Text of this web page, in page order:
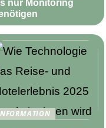
nur Monitoring